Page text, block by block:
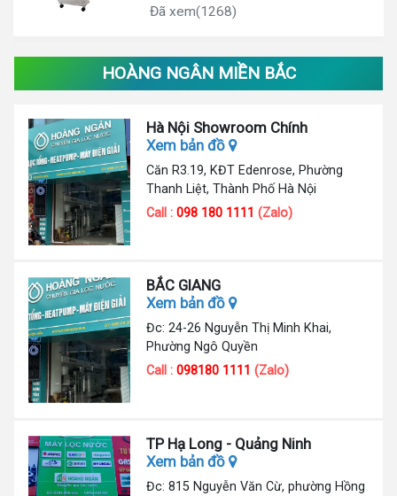
Đã xem(1268)
HOÀNG NGÂN MIỀN BẮC
Hà Nội Showroom Chính
Xem bản đồ
Căn R3.19, KĐT Edenrose, Phường
Thanh Liệt, Thành Phố Hà Nội
Call :098 180 1111 (Zalo)
BẮC GIANG
Xem bản đồ
Đc: 24-26 Nguyễn Thị Minh Khai,
Phường Ngô Quyền
Call :098180 1111 (Zalo)
TP Hạ Long - Quảng Ninh
Xem bản đồ
Đc: 815 Nguyễn Văn Cừ, phường Hồng